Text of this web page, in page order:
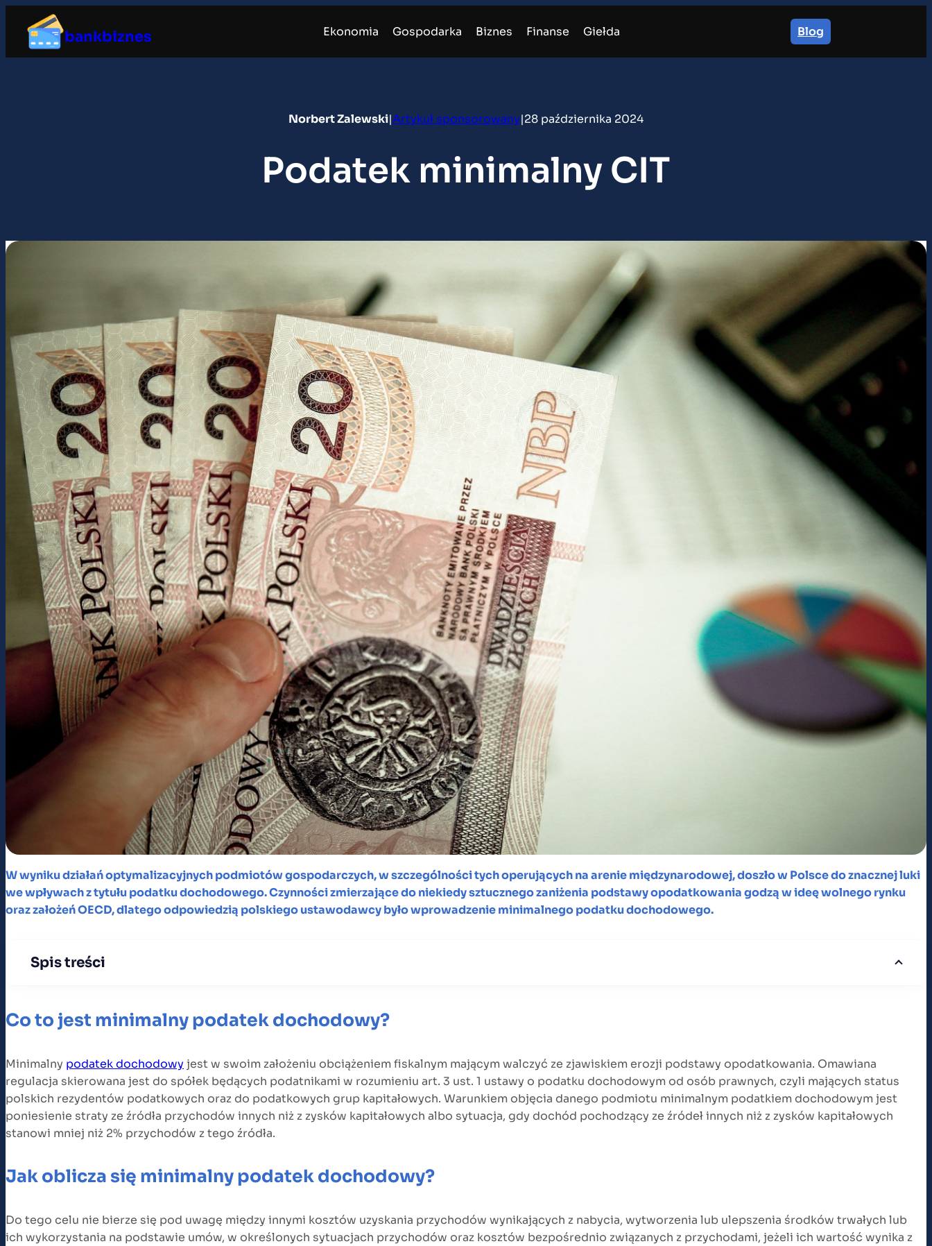
treści
bankbiznes Ekonomia Gospodarka Biznes Finanse Giełda Blog
Norbert Zalewski|Artykuł sponsorowany|28 października 2024
Podatek minimalny CIT
W wyniku działań optymalizacyjnych podmiotów gospodarczych, w szczególności tych operujących na arenie międzynarodowej, doszło w Polsce do znacznej luki
we wpływach z tytułu podatku dochodowego. Czynności zmierzające do niekiedy sztucznego zaniżenia podstawy opodatkowania godzą w ideę wolnego rynku
oraz założeń OECD, dlatego odpowiedzią polskiego ustawodawcy było wprowadzenie minimalnego podatku dochodowego.
Spis treści
Co to jest minimalny podatek dochodowy?
Minimalny podatek dochodowyjest w swoim założeniu obciążeniem fiskalnym mającym walczyć ze zjawiskiem erozji podstawy opodatkowania. Omawiana
regulacja skierowana jest do spółek będących podatnikami w rozumieniu art. 3 ust. 1 ustawy o podatku dochodowym od osób prawnych, czyli mających status
polskich rezydentów podatkowych oraz do podatkowych grup kapitałowych. Warunkiem objęcia danego podmiotu minimalnym podatkiem dochodowym jest
poniesienie straty ze źródła przychodów innych niż z zysków kapitałowych albo sytuacja, gdy dochód pochodzący ze źródeł innych niż z zysków kapitałowych
stanowi mniej niż 2% przychodów z tego źródła.
Jak oblicza się minimalny podatek dochodowy?
Do tego celu nie bierze się pod uwagę między innymi kosztów uzyskania przychodów wynikających z nabycia, wytworzenia lub ulepszenia środków trwałych lub
ich wykorzystania na podstawie umów, w określonych sytuacjach przychodów oraz kosztów bezpośrednio związanych z przychodami, jeżeli ich wartość wynika z